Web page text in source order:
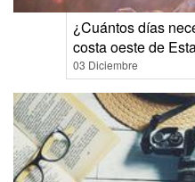
¿Cuántos días
costa oeste de
03 Diciembre